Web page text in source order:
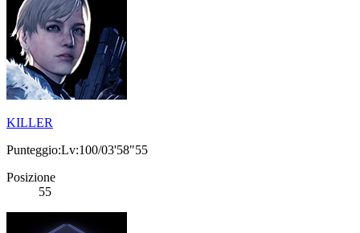
KILLER
Punteggio:Lv:100/03'58"55
Posizione
55